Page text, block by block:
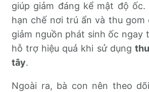
giúp giảm đáng kể mật độ ốc.
hạn chế nơi trú ẩn và thu gom
giảm nguồn phát sinh ốc ngay
hỗ trợ hiệu quả khi sử dụng
tây.
Ngoài ra, bà con nên theo